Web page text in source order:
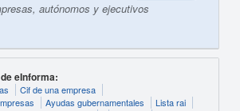
autónomos y ejecutivos
eInforma:
Cif de una empresa
Ayudas gubernamentales
Lista rai